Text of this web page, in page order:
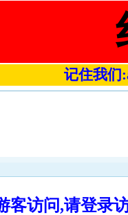
记住我们
客访问,请登